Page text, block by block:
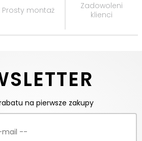
Prosty montaż
Zadowoleni
klienci
na pierwsze zakupy